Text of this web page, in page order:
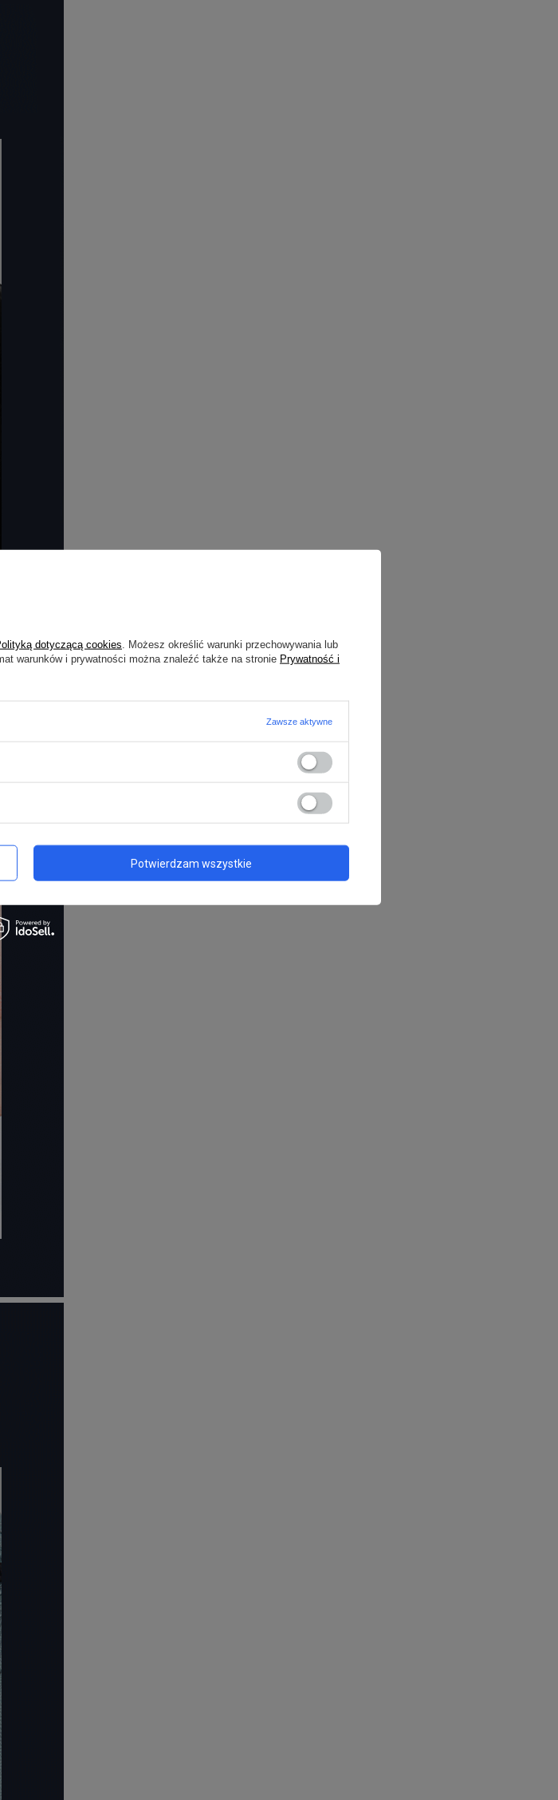
dotyczącą cookies . Możesz określić warunki przechowywania lub
warunków i prywatności można znaleźć także na stronie Prywatność i
Zawsze aktywne
Potwierdzam wszystkie